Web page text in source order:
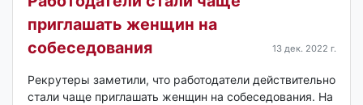
приглашать женщин на
собеседования
13 дек. 2022 г.
Рекрутеры заметили, что работодатели действительно
стали чаще приглашать женщин на собеседования. На